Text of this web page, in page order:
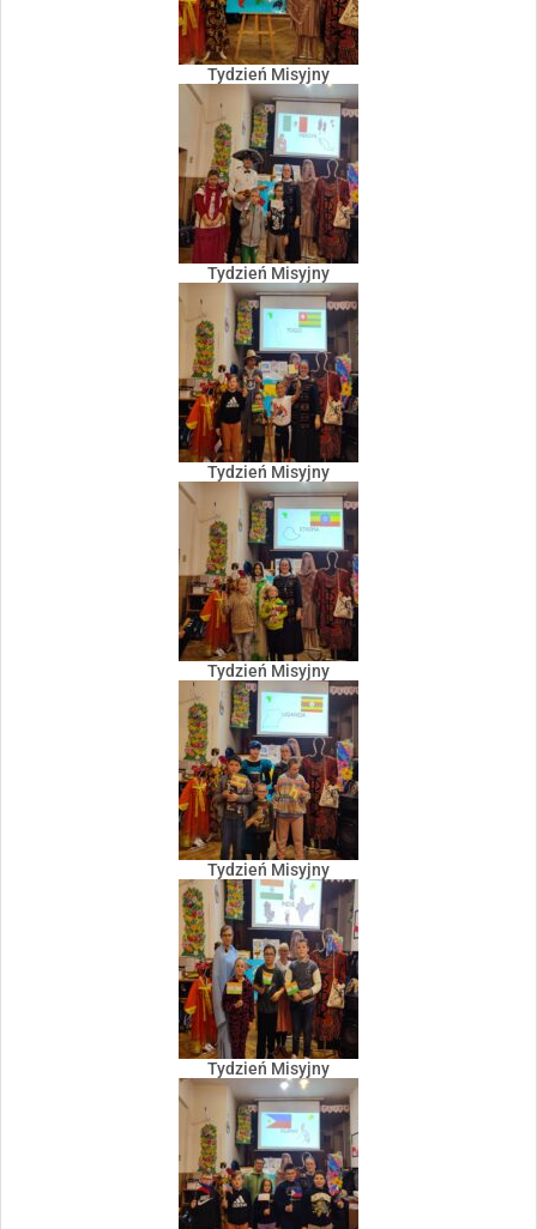
Tydzień Misyjny
Tydzień Misyjny
Tydzień Misyjny
Tydzień Misyjny
Tydzień Misyjny
Tydzień Misyjny